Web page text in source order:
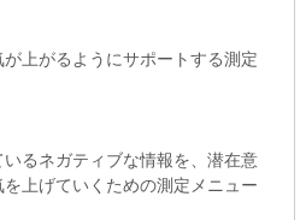
上がるようにサポートする測定
るネガティブな情報を、潜在意
上げていくための測定メニュー